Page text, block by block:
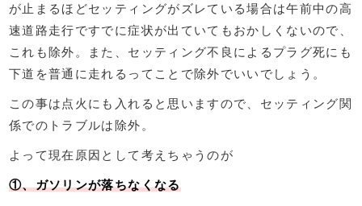
が止まるほどセッティングがズレている場合は午前中の高
速道路走行ですでに症状が出ていてもおかしくないので、
これも除外。また、セッティング不良によるプラグ死にも
下道を普通に走れるってことで除外でいいでしょう。
この事は点火にも入れると思いますので、セッティング関
係でのトラブルは除外。
よって現在原因として考えちゃうのが
①、ガソリンが落ちなくなる